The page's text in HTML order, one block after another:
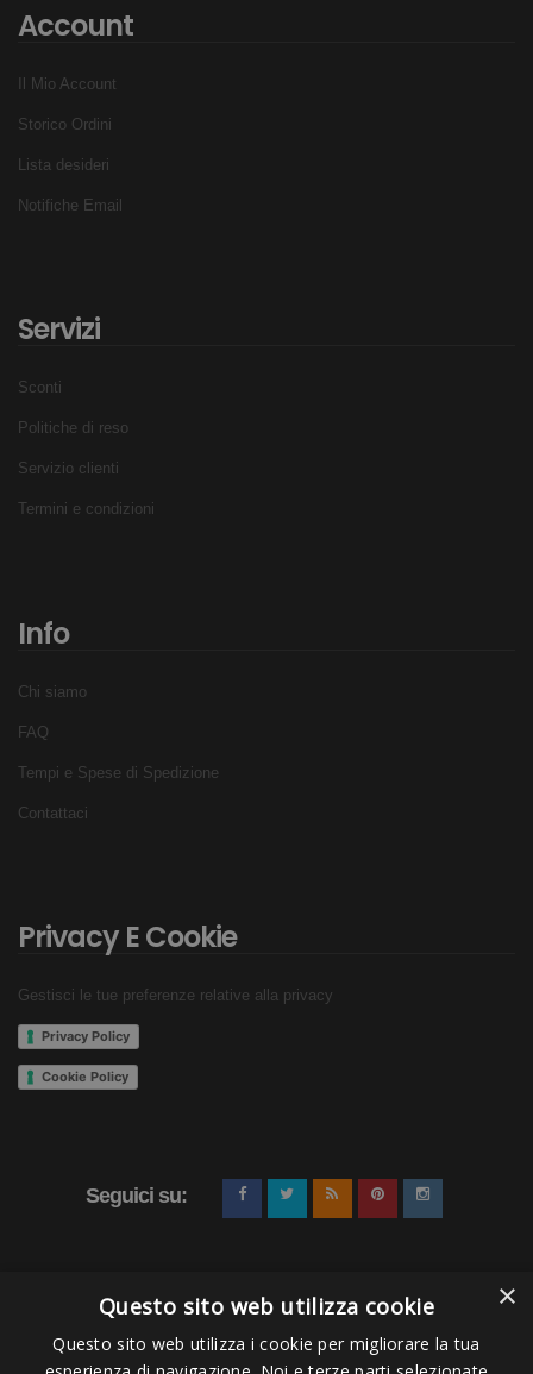
Account
Il Mio Account
Storico Ordini
Lista desideri
Notifiche Email
Servizi
Sconti
Politiche di reso
Servizio clienti
Termini e condizioni
Info
Chi siamo
FAQ
Tempi e Spese di Spedizione
Contattaci
Privacy E Cookie
Gestisci le tue preferenze relative alla privacy
Privacy Policy
Cookie Policy
Seguici su:
×
Questo sito web utilizza cookie
Questo sito web utilizza i cookie per migliorare la tua